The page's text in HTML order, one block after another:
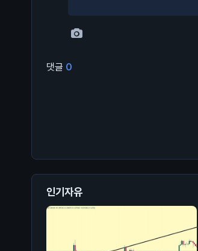
댓글 0
인기자유